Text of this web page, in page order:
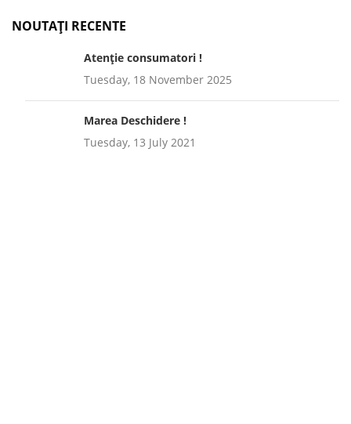
NOUTAȚI RECENTE
Atenție consumatori !
Tuesday, 18 November 2025
Marea Deschidere !
Tuesday, 13 July 2021